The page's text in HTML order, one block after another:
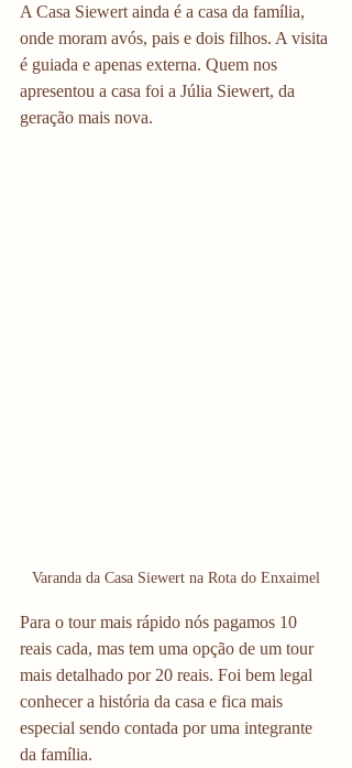
A Casa Siewert ainda é a casa da família,
onde moram avós, pais e dois filhos. A visita
é guiada e apenas externa. Quem nos
apresentou a casa foi a Júlia Siewert, da
geração mais nova.
Varanda da Casa Siewert na Rota do Enxaimel
Para o tour mais rápido nós pagamos 10
reais cada, mas tem uma opção de um tour
mais detalhado por 20 reais. Foi bem legal
conhecer a história da casa e fica mais
especial sendo contada por uma integrante
da família.